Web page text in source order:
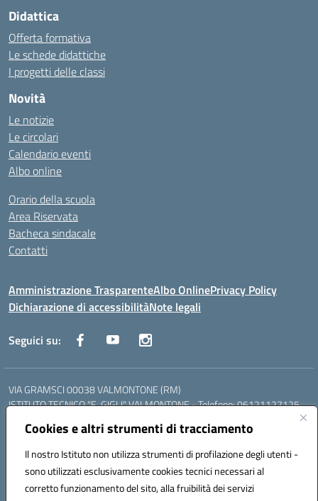
Cookies e altri strumenti di tracciamento
Il nostro Istituto non utilizza strumenti di profilazione degli utenti -
sono utilizzati esclusivamente cookies tecnici necessari al
corretto funzionamento del sito, alla fruibilità dei servizi
Didattica
Offerta formativa
Le schede didattiche
I progetti delle classi
Novità
Le notizie
Le circolari
Calendario eventi
Albo online
Orario della scuola
Area Riservata
Bacheca sindacale
Contatti
Amministrazione TrasparenteAlbo OnlinePrivacy Policy
Dichiarazione di accessibilitàNote legali
Seguici su:
VIA GRAMSCI 00038 VALMONTONE (RM)
ISTITUTO TECNICO "E. GIGLI" VALMONTONE - Telefono: 06121127125
06121126825
LICEO DELLE SCIENZE UMANE "P.L. NERVI" SEGNI - Telefono:
Mail: RMIS099002@istruzione.it - PEC: RMIS099002@pec.istruzione.it
Codice meccanografico: RMIS099002